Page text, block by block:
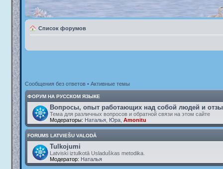
Список форумов
Сообщения без ответов• Активные темы
ФОРУМ НА РУССКОМ ЯЗЫКЕ
Вопросы, опыт работающих над собой людей и
Тема для различных вопросов и обратной связи на этом сайте
Модераторы: Наталья, Юра, Amonitu
FORUMS LATVIEŠU VALODĀ
Tulkojumi
Latviski iztulkotā Usladuškas metodika.
Модератор: Наталья